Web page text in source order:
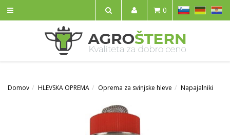
IŠČI
SL HR
0
Domov HLEVSKA OPREMA Oprema za svinjske hleve Napajalniki